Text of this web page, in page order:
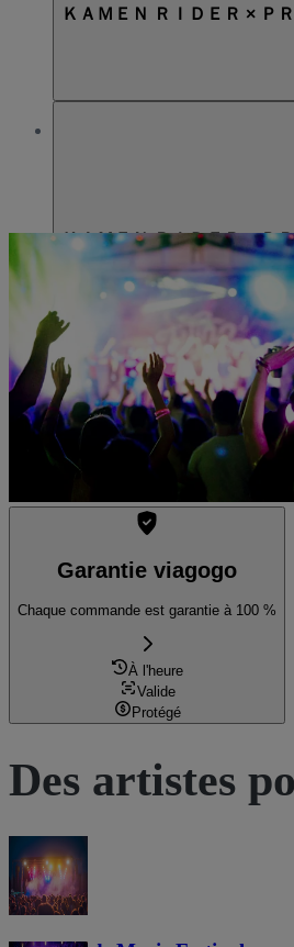
ＫＡＭＥＮ ＲＩＤＥＲ × Ｐ
ＫＡＭＥＮ ＲＩＤＥＲ × Ｐ
Garantie viagogo
Chaque commande est garantie à 100 %
À l'heure
Valide
Protégé
Des artistes